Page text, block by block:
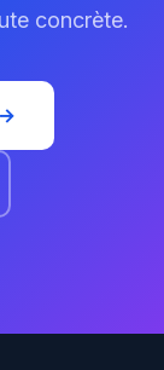
concrète.